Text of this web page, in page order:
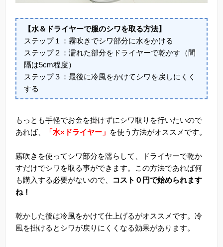
【水＆ドライヤーで服のシワを取る方法】
ステップ１：霧吹きでシワ部分に水をかける
ステップ２：濡れた部分をドライヤーで乾かす（間
隔は5cm程度）
ステップ３：最後に冷風をかけてシワを戻しにくく
する
もっとも手軽でお金を掛けずにシワ取りを行いたいので
あれば、
「水×ドライヤー」 を使う方法がオススメです。
霧吹きを使ってシワ部分を濡らして、ドライヤーで乾か
すだけでシワを取る事ができます。この方法であれば何
も購入する必要がないので、
コスト０円で始められます
ね！
乾かした後は冷風をかけて仕上げるがオススメです。冷
風を掛けるとシワが戻りにくくなる効果があります。